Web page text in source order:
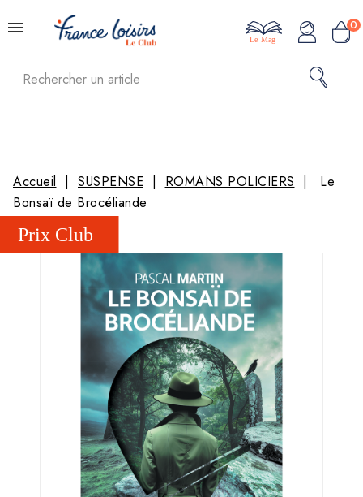
0
Le Mag
Accueil SUSPENSE ROMANS POLICIERS
Le
Bonsaï de Brocéliande